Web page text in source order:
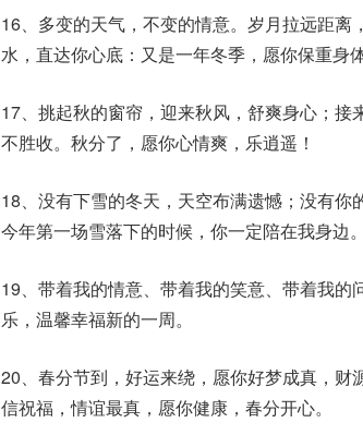
16、多变的天气，不变的情意。岁月拉远距
水，直达你心底：又是一年冬季，愿你保重身
17、挑起秋的窗帘，迎来秋风，舒爽身心；
不胜收。秋分了，愿你心情爽，乐逍遥！
18、没有下雪的冬天，天空布满遗憾；没有你
今年第一场雪落下的时候，你一定陪在我身边。
19、带着我的情意、带着我的笑意、带着我
乐，温馨幸福新的一周。
20、春分节到，好运来绕，愿你好梦成真，
信祝福，情谊最真，愿你健康，春分开心。